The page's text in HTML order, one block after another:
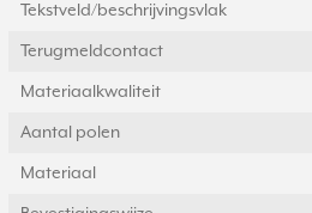
Tekstveld/beschrijvingsvlak
Terugmeldcontact
Materiaalkwaliteit
Aantal polen
Materiaal